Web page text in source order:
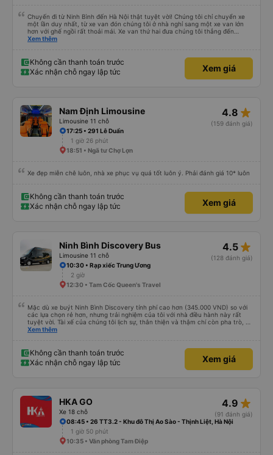
Chuyến đi từ Ninh Bình đến Hà Nội thật tuyệt vời! Chúng tôi chỉ chuyển xe
một lần duy nhất, từ xe van đón chúng tôi ở nhà nghỉ sang một xe van lớn
hơn với ghế ngồi rất thoải mái. Xe van thứ hai đưa chúng tôi thẳng đến
khách sạn ở Hà Nội. Chúng tôi được đón lúc 11:20 và đến nơi trước 2 giờ
xe với họ lần nữa!
Xem thêm
Không cần thanh toán trước
Xác nhận chỗ ngay lập tức
Xem giá
Nam Định Limousine
Limousine 11 chỗ
4.8 star_rate
(159 đánh giá)
17:25 • 291 Lê Duẩn
1 giờ 26 phút
18:51 • Ngã tư Chợ Lợn
Xe đẹp miễn chê luôn, nhà xe phục vụ quá tốt luôn ý. Phải đánh giá 10* luôn
Không cần thanh toán trước
Xác nhận chỗ ngay lập tức
Xem giá
Ninh Bình Discovery Bus
Limousine 11 chỗ
4.5 star_rate
(128 đánh giá)
10:30 • Rạp xiếc Trung Ương
2 giờ
12:30 • Tam Cốc Queen's Travel
Mặc dù xe buýt Ninh Bình Discovery tính phí cao hơn (345.000 VND) so với
các lựa chọn rẻ hơn, nhưng trải nghiệm của tôi với nhà điều hành này rất
tuyệt vời. Tài xế của chúng tôi lịch sự, thân thiện và thậm chí còn pha trò, và
rõ ràng là anh ấy lái xe an toàn hơn so với những chiếc xe buýt limousine
không hề hối tiếc khi đặt xe với nhà điều hành này và sẽ lại sử dụng dịch vụ
của họ.
Xem thêm
Không cần thanh toán trước
Xác nhận chỗ ngay lập tức
Xem giá
HKA GO
Xe 18 chỗ
4.9 star_rate
(91 đánh giá)
08:45 • 26 TT3.2 - Khu đô Thị Ao Sào - Thịnh Liệt, Hà Nội
1 giờ 50 phút
10:35 • Văn phòng Tam Điệp